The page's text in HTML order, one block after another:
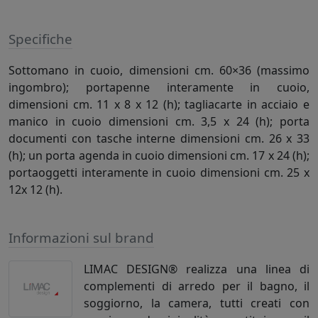
Specifiche
Sottomano in cuoio, dimensioni cm. 60×36 (massimo
ingombro); portapenne interamente in cuoio,
dimensioni cm. 11 x 8 x 12 (h); tagliacarte in acciaio e
manico in cuoio dimensioni cm. 3,5 x 24 (h); porta
documenti con tasche interne dimensioni cm. 26 x 33
(h); un porta agenda in cuoio dimensioni cm. 17 x 24 (h);
portaoggetti interamente in cuoio dimensioni cm. 25 x
12x 12 (h).
Informazioni sul brand
LIMAC DESIGN® realizza una linea di
complementi di arredo per il bagno, il
soggiorno, la camera, tutti creati con